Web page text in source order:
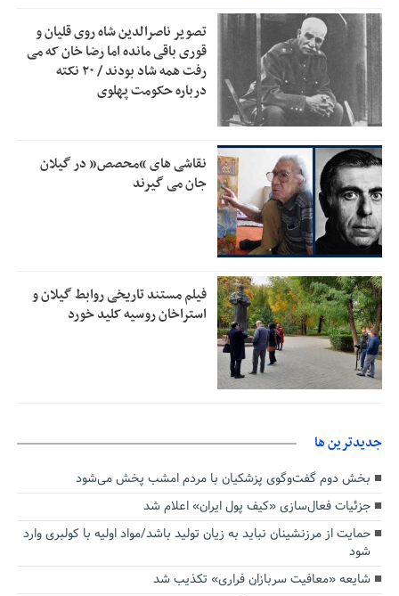
2:46
بقائی: فضای مذاکرات فنی و سیاسی ایران و عمان درباره تنگه
هرمز، مثبت است
رئیس سازمان جهاد کشاورزی استان: کشاورزان گیلان نسبت به
دریافت یارانه کود اقدام کنند
1:00 تمدید مهلت اظهارنامه‌های مالیاتی سال ۱۴۰۴ تا پایان شهریورماه
تصویر ناصرالدین شاه روی قلیان و
قوری باقی مانده اما رضا خان که می
رفت همه شاد بودند / ۲۰ نکته
درباره حکومت پهلوی
نقاشی های “محصص” در گیلان
جان می گیرند
فیلم مستند تاریخی روابط گیلان و
استراخان روسیه کلید خورد
جديدترين ها
بخش دوم گفت‌وگوی پزشکیان با مردم امشب پخش می‌شود
جزئیات فعال‌سازی «کیف پول ایران» اعلام شد
حمایت از مرزنشینان نباید به زیان تولید باشد/مواد اولیه با کولبری وارد
شود
شایعه «معافیت سربازان فراری» تکذیب شد